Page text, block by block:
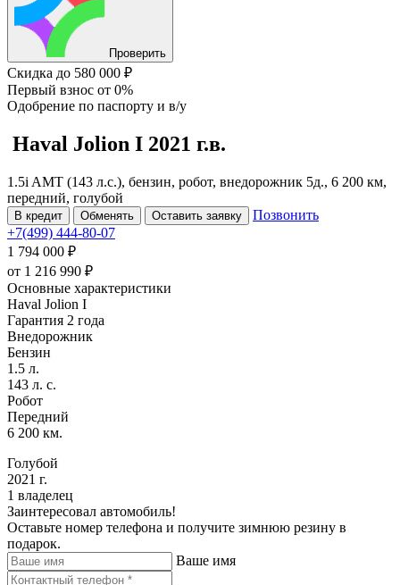
Проверить
Скидка до 580 000 ₽
Первый взнос от 0%
Одобрение по паспорту и в/у
Haval Jolion I 2021 г.в.
1.5i AMT (143 л.с.), бензин, робот, внедорожник 5д., 6 200 км,
передний, голубой
В кредит Обменять Оставить заявку
Позвонить
+7(499) 444-80-07
1 794 000 ₽
от 1 216 990 ₽
Основные характеристики
Haval Jolion I
Гарантия 2 года
Внедорожник
Бензин
1.5 л.
143 л. с.
Робот
Передний
6 200 км.
Голубой
2021 г.
1 владелец
Заинтересовал автомобиль!
Оставьте номер телефона и получите зимнюю резину в
подарок.
Ваше имя